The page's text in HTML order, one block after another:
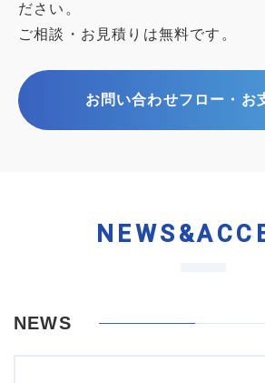
ださい。
ご相談・お見積りは無料です。
お問い合わせフロー・お
NEWS